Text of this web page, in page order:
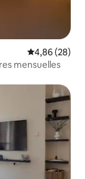
Évaluation
4,86 (28)
mensuelles